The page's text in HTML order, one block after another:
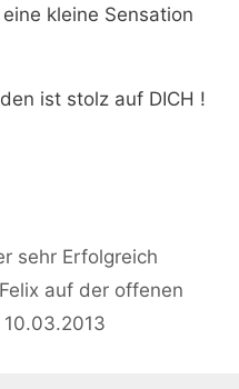
kleine Sensation
ist stolz auf DICH !
sehr Erfolgreich
auf der offenen